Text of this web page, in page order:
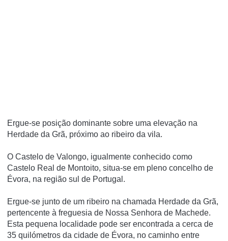
Ergue-se posição dominante sobre uma elevação na
Herdade da Grã, próximo ao ribeiro da vila.
O Castelo de Valongo, igualmente conhecido como
Castelo Real de Montoito, situa-se em pleno concelho de
Évora, na região sul de Portugal.
Ergue-se junto de um ribeiro na chamada Herdade da Grã,
pertencente à freguesia de Nossa Senhora de Machede.
Esta pequena localidade pode ser encontrada a cerca de
35 quilómetros da cidade de Évora, no caminho entre